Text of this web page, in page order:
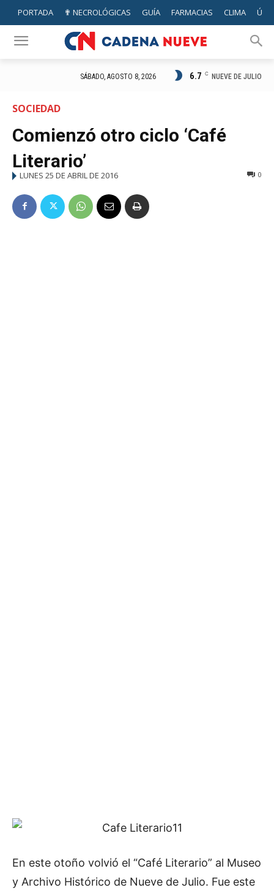
PORTADA ✟ NECROLÓGICAS GUÍA FARMACIAS CLIMA
SÁBADO, AGOSTO 8, 2026 6.7 C NUEVE DE JULIO
SOCIEDAD
Comienzó otro ciclo ‘Café
Literario’
LUNES 25 DE ABRIL DE 2016 0
En este otoño volvió el “Café Literario” al Museo
y Archivo Histórico de Nueve de Julio. Fue este